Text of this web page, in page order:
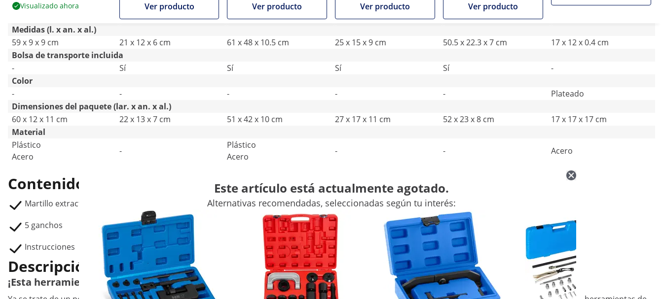
Visualizado ahora Ver producto
furgonetas, pickups, vans
Ver producto Ver producto Ver producto
Medidas (l. x an. x al.)
59 x 9 x 9 cm
21 x 12 x 6 cm 61 x 48 x 10.5 cm 25 x 15 x 9 cm 50.5 x 22.3 x 7 cm
17 x 12 x 0.4 cm
Bolsa de transporte incluida
-
Sí Sí Sí Sí
-
Color
-
- - - -
Plateado
Dimensiones del paquete (lar. x an. x al.)
60 x 12 x 11 cm
22 x 13 x 7 cm 51 x 42 x 10 cm 27 x 17 x 11 cm 52 x 23 x 8 cm
17 x 17 x 17 cm
Material
Plástico
Acero
-
Plástico
Acero
- -
Acero
Contenido del envío
Martillo extractor para chapa MSW-DENTPULLER.SET12
5 ganchos
Instrucciones
Este artículo está actualmente agotado.
Alternativas recomendadas, seleccionadas según tu interés:
Descripción del producto
¡Esta herramienta es imprescindible! El martillo deslizante perfecto contra abolladuras